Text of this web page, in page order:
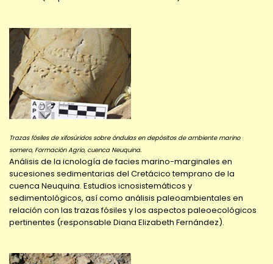
Trazas fósiles de xifosúridos sobre óndulas en depósitos de ambiente marino
somero, Formación Agrio, cuenca Neuquina.
Análisis de la icnología de facies marino-marginales en
sucesiones sedimentarias del Cretácico temprano de la
cuenca Neuquina. Estudios icnosistemáticos y
sedimentológicos, así como análisis paleoambientales en
relación con las trazas fósiles y los aspectos paleoecológicos
pertinentes (responsable Diana Elizabeth Fernández).